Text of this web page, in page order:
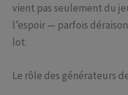
vient pas seulement du
l’espoir — parfois
lot.
Le rôle des générateurs